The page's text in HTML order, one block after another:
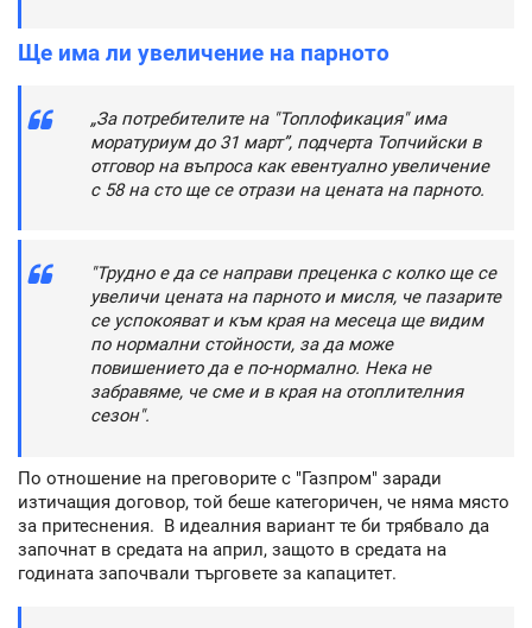
Ще има ли увеличение на парното
„За потребителите на "Топлофикация" има
моратуриум до 31 март”, подчерта Топчийски в
отговор на въпроса как евентуално увеличение
с 58 на сто ще се отрази на цената на парното.
"Трудно е да се направи преценка с колко ще се
увеличи цената на парното и мисля, че пазарите
се успокояват и към края на месеца ще видим
по нормални стойности, за да може
повишението да е по-нормално. Нека не
забравяме, че сме и в края на отоплителния
сезон".
По отношение на преговорите с "Газпром" заради
изтичащия договор, той беше категоричен, че няма място
за притеснения. В идеалния вариант те би трябвало да
започнат в средата на април, защото в средата на
годината започвали търговете за капацитет.